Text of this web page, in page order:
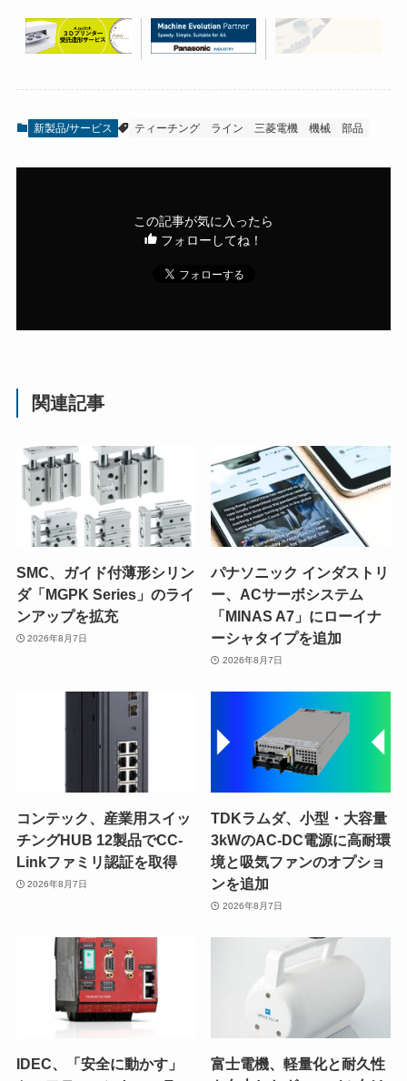
新製品/サービス ティーチング ライン 三菱電機 機械 部品
この記事が気に入ったら
フォローしてね！
関連記事
SMC、ガイド付薄形シリン
ダ「MGPK Series」のライ
ンアップを拡充
2026年8月7日
パナソニック インダストリ
ー、ACサーボシステム
「MINAS A7」にローイナ
ーシャタイプを追加
2026年8月7日
コンテック、産業用スイッ
チングHUB 12製品でCC-
Linkファミリ認証を取得
2026年8月7日
TDKラムダ、小型・大容量
3kWのAC-DC電源に高耐環
境と吸気ファンのオプショ
ンを追加
2026年8月7日
IDEC、「安全に動かす」
富士電機、軽量化と耐久性